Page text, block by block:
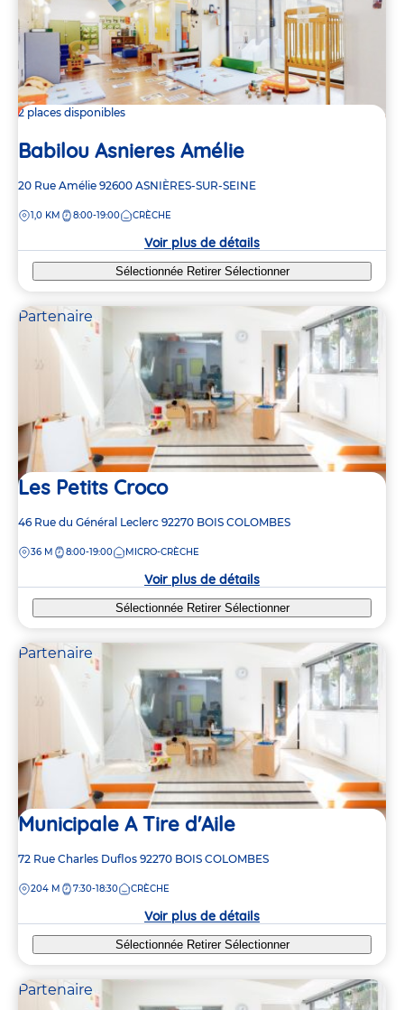
2 places disponibles
Babilou Asnieres Amélie
Adresse
la
20 Rue Amélie 92600 ASNIÈRES-SUR-SEINE
DISTANCE
1,0 KM 8:00-19:00 CRÈCHE
Voir plus de détails
Sélectionnée Retirer Sélectionner
Partenaire
Les Petits Croco
Adresse
la
46 Rue du Général Leclerc 92270 BOIS COLOMBES
DISTANCE
36 M 8:00-19:00 MICRO-CRÈCHE
Voir plus de détails
Sélectionnée Retirer Sélectionner
Partenaire
Municipale A Tire d'Aile
Adresse
la
72 Rue Charles Duflos 92270 BOIS COLOMBES
DISTANCE
204 M 7:30-18:30 CRÈCHE
Voir plus de détails
Sélectionnée Retirer Sélectionner
Partenaire